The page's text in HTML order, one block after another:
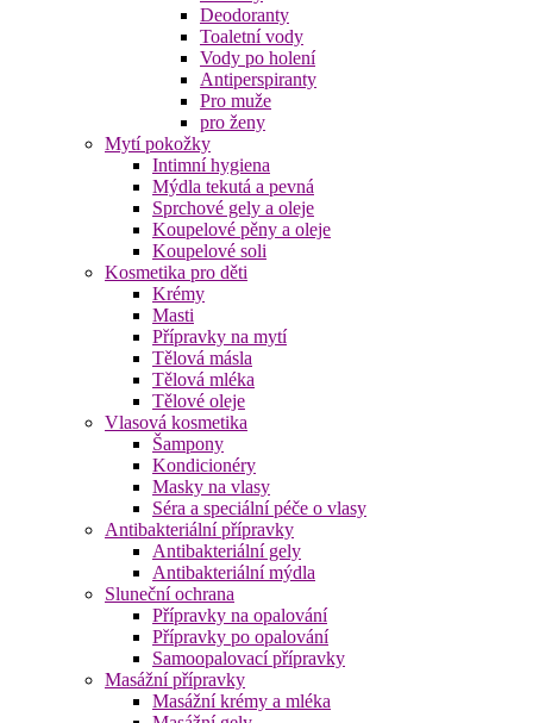
Deodoranty
Toaletní vody
Vody po holení
Antiperspiranty
Pro muže
pro ženy
Mytí pokožky
Intimní hygiena
Mýdla tekutá a pevná
Sprchové gely a oleje
Koupelové pěny a oleje
Koupelové soli
Kosmetika pro děti
Krémy
Masti
Přípravky na mytí
Tělová másla
Tělová mléka
Tělové oleje
Vlasová kosmetika
Šampony
Kondicionéry
Masky na vlasy
Séra a speciální péče o vlasy
Antibakteriální přípravky
Antibakteriální gely
Antibakteriální mýdla
Sluneční ochrana
Přípravky na opalování
Přípravky po opalování
Samoopalovací přípravky
Masážní přípravky
Masážní krémy a mléka